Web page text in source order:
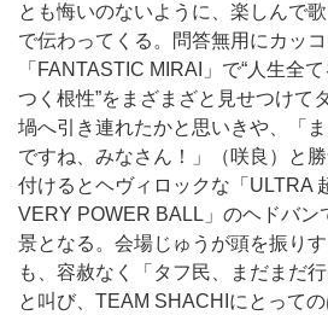
とも悔いのないように、楽しんで
で伝わってくる。問答無用にカッ
「FANTASTIC MIRAI」で“人生全
つく根性”をまざまざと見せつけて
堝へ引き連れたかと思いきや、「
ですね、みなさん！」（咲良）と
付けるとヘヴィロックな「ULTRA
VERY POWER BALL」のヘドバン
景となる。会場じゅうが頭を振り
も、容赦なく「タフ民、まだまだ
と叫び、TEAM SHACHIにとって